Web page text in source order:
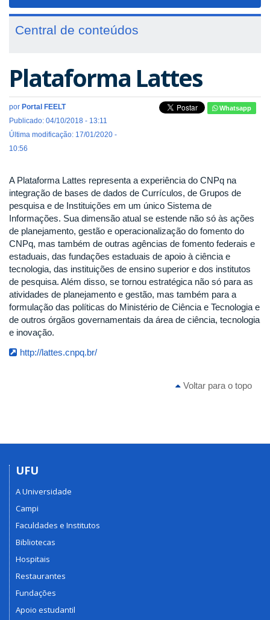
Central de conteúdos
Plataforma Lattes
por Portal FEELT
Publicado: 04/10/2018 - 13:11
Última modificação: 17/01/2020 -
10:56
Whatsapp
A Plataforma Lattes representa a experiência do CNPq na
integração de bases de dados de Currículos, de Grupos de
pesquisa e de Instituições em um único Sistema de
Informações. Sua dimensão atual se estende não só às ações
de planejamento, gestão e operacionalização do fomento do
CNPq, mas também de outras agências de fomento federais e
estaduais, das fundações estaduais de apoio à ciência e
tecnologia, das instituições de ensino superior e dos institutos
de pesquisa. Além disso, se tornou estratégica não só para as
atividades de planejamento e gestão, mas também para a
formulação das políticas do Ministério de Ciência e Tecnologia e
de outros órgãos governamentais da área de ciência, tecnologia
e inovação.
http://lattes.cnpq.br/
Voltar para o topo
UFU
A Universidade
Campi
Faculdades e Institutos
Bibliotecas
Hospitais
Restaurantes
Fundações
Apoio estudantil